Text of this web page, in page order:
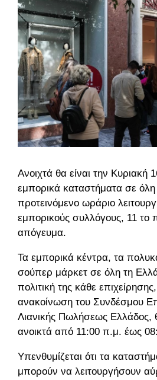
Ανοιχτά θα είναι την Κυριακή
εμπορικά καταστήματα σε όλη
προτεινόμενο ωράριο
εμπορικούς συλλόγους, 11 το
απόγευμα.
Τα εμπορικά κέντρα, τα
σούπερ μάρκετ σε όλη τη
πολιτική της κάθε
ανακοίνωση του Συνδέσμου
Λιανικής Πωλήσεως Ελλάδος,
ανοικτά από 11:00 π.μ. έως
Υπενθυμίζεται ότι τα
μπορούν να λειτουργήσουν